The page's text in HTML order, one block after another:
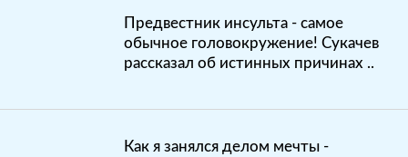
Предвестник инсульта - самое
обычное головокружение! Сукачев
рассказал об истинных причинах ..
Как я занялся делом мечты -